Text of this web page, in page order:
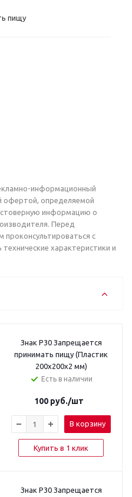
пищу
информационный
офертой, определяемой
информацию о
Перед
проконсультироваться с
характеристики и
Знак P30 Запрещается
принимать пищу (Пластик
200x200x2 мм)
Есть в наличии
100 руб./шт
В корзину
Купить в 1 клик
Знак P30 Запрещается